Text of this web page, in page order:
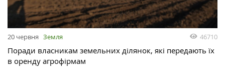
20 червня Земля 46710
Поради власникам земельних ділянок, які передають їх
в оренду агрофірмам